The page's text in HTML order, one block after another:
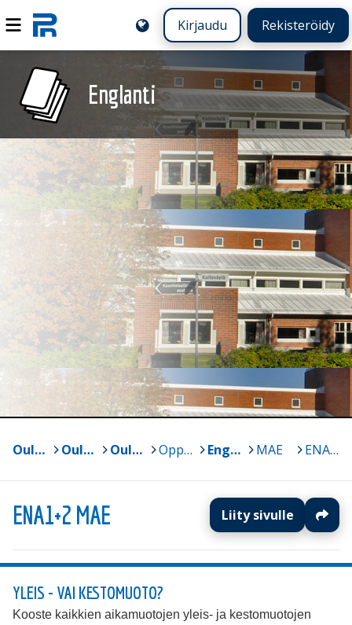
Kirjaudu Rekisteröidy
Englanti
Oulun yliopisto Oulun normaalikoulun lukio ja perusasteen vs. 7-9 Oulun normaalikoulun lukio Oppiaineet Englanti MAE ENA1+2 MAE
ENA1+2 MAE Liity sivulle
YLEIS - VAI KESTOMUOTO?
Kooste kaikkien aikamuotojen yleis- ja kestomuotojen